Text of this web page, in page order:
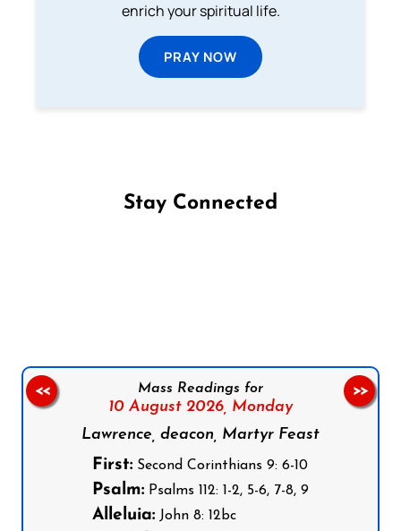
enrich your spiritual life.
PRAY NOW
Stay Connected
Mass Readings for
10 August 2026, Monday
Lawrence, deacon, Martyr Feast
First: Second Corinthians 9: 6-10
Psalm: Psalms 112: 1-2, 5-6, 7-8, 9
Alleluia: John 8: 12bc
<< >>